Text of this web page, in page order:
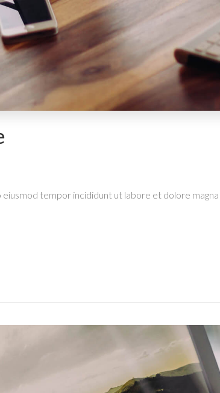
tempor incididunt ut labore et dolore